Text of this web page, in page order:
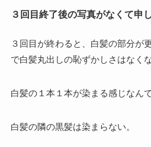
３回目終了後の写真がなくて申
３回目が終わると、白髪の部分が
で白髪丸出しの恥ずかしさはなく
白髪の１本１本が染まる感じなんで
白髪の隣の黒髪は染まらない。